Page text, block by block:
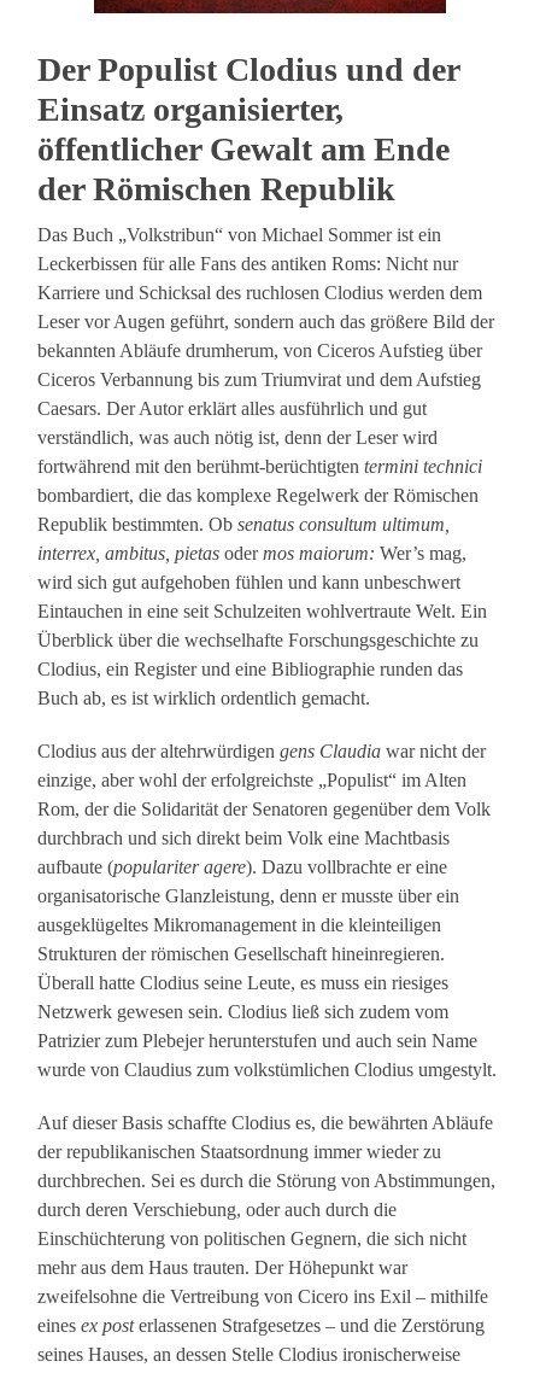
Der Populist Clodius und der
Einsatz organisierter,
öffentlicher Gewalt am Ende
der Römischen Republik
Das Buch „Volkstribun“ von Michael Sommer ist ein
Leckerbissen für alle Fans des antiken Roms: Nicht nur
Karriere und Schicksal des ruchlosen Clodius werden dem
Leser vor Augen geführt, sondern auch das größere Bild der
bekannten Abläufe drumherum, von Ciceros Aufstieg über
Ciceros Verbannung bis zum Triumvirat und dem Aufstieg
Caesars. Der Autor erklärt alles ausführlich und gut
verständlich, was auch nötig ist, denn der Leser wird
fortwährend mit den berühmt-berüchtigtentermini technici
bombardiert, die das komplexe Regelwerk der Römischen
Republik bestimmten. Obsenatus consultum ultimum,
interrex, ambitus, pietas odermos maiorum: Wer’s mag,
wird sich gut aufgehoben fühlen und kann unbeschwert
Eintauchen in eine seit Schulzeiten wohlvertraute Welt. Ein
Überblick über die wechselhafte Forschungsgeschichte zu
Clodius, ein Register und eine Bibliographie runden das
Buch ab, es ist wirklich ordentlich gemacht.
Clodius aus der altehrwürdigengens Claudia war nicht der
einzige, aber wohl der erfolgreichste „Populist“ im Alten
Rom, der die Solidarität der Senatoren gegenüber dem Volk
durchbrach und sich direkt beim Volk eine Machtbasis
aufbaute (populariter agere). Dazu vollbrachte er eine
organisatorische Glanzleistung, denn er musste über ein
ausgeklügeltes Mikromanagement in die kleinteiligen
Strukturen der römischen Gesellschaft hineinregieren.
Überall hatte Clodius seine Leute, es muss ein riesiges
Netzwerk gewesen sein. Clodius ließ sich zudem vom
Patrizier zum Plebejer herunterstufen und auch sein Name
wurde von Claudius zum volkstümlichen Clodius umgestylt.
Auf dieser Basis schaffte Clodius es, die bewährten Abläufe
der republikanischen Staatsordnung immer wieder zu
durchbrechen. Sei es durch die Störung von Abstimmungen,
durch deren Verschiebung, oder auch durch die
Einschüchterung von politischen Gegnern, die sich nicht
mehr aus dem Haus trauten. Der Höhepunkt war
zweifelsohne die Vertreibung von Cicero ins Exil – mithilfe
einesex posterlassenen Strafgesetzes – und die Zerstörung
seines Hauses, an dessen Stelle Clodius ironischerweise